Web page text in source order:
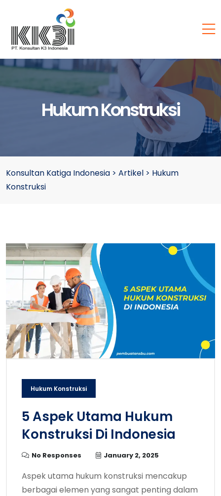
Hukum Konstruksi
Konsultan Katiga Indonesia > Artikel > Hukum
Konstruksi
Hukum Konstruksi
5 Aspek Utama Hukum
Konstruksi Di Indonesia
No Responses January 2, 2025
Aspek utama hukum konstruksi mencakup
berbagai elemen yang sangat penting dalam